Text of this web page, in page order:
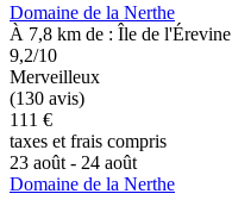
Domaine de la Nerthe
À 7,8 km de : Île de l'Érevine
9,2/10
Merveilleux
(130 avis)
111 €
taxes et frais compris
23 août - 24 août
Domaine de la Nerthe